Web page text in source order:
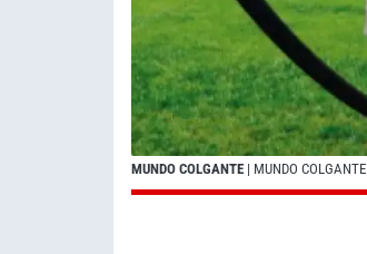
MUNDO COLGANTE | MUNDO COLGANTE